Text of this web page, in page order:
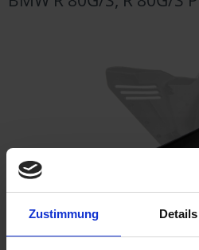
Zustimmung Details